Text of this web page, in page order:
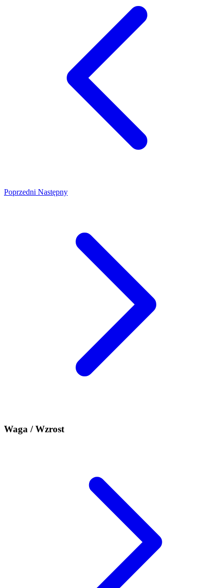
Poprzedni Następny
Waga / Wzrost